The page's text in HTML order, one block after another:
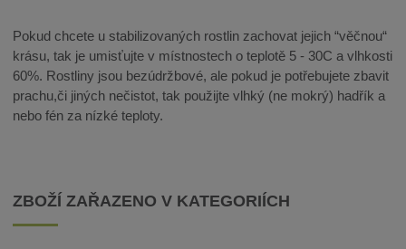
Pokud chcete u stabilizovaných rostlin zachovat jejich “věčnou“
krásu, tak je umisťujte v místnostech o teplotě 5 - 30C a vlhkosti
60%. Rostliny jsou bezúdržbové, ale pokud je potřebujete zbavit
prachu,či jiných nečistot, tak použijte vlhký (ne mokrý) hadřík a
nebo fén za nízké teploty.
ZBOŽÍ ZAŘAZENO V KATEGORIÍCH